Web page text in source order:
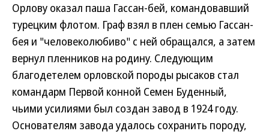
Орлову оказал паша Гассан-бей, командовавший
турецким флотом. Граф взял в плен семью Гассан-
бея и "человеколюбиво" с ней обращался, а затем
вернул пленников на родину. Следующим
благодетелем орловской породы рысаков стал
командарм Первой конной Семен Буденный,
чьими усилиями был создан завод в 1924 году.
Основателям завода удалось сохранить породу,